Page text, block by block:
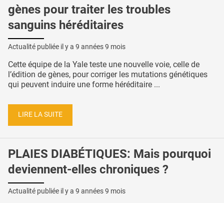
gènes pour traiter les troubles
sanguins héréditaires
Actualité publiée il y a 9 années 9 mois
Cette équipe de la Yale teste une nouvelle voie, celle de
l’édition de gènes, pour corriger les mutations génétiques
qui peuvent induire une forme héréditaire ...
LIRE LA SUITE
PLAIES DIABÉTIQUES: Mais pourquoi
deviennent-elles chroniques ?
Actualité publiée il y a 9 années 9 mois